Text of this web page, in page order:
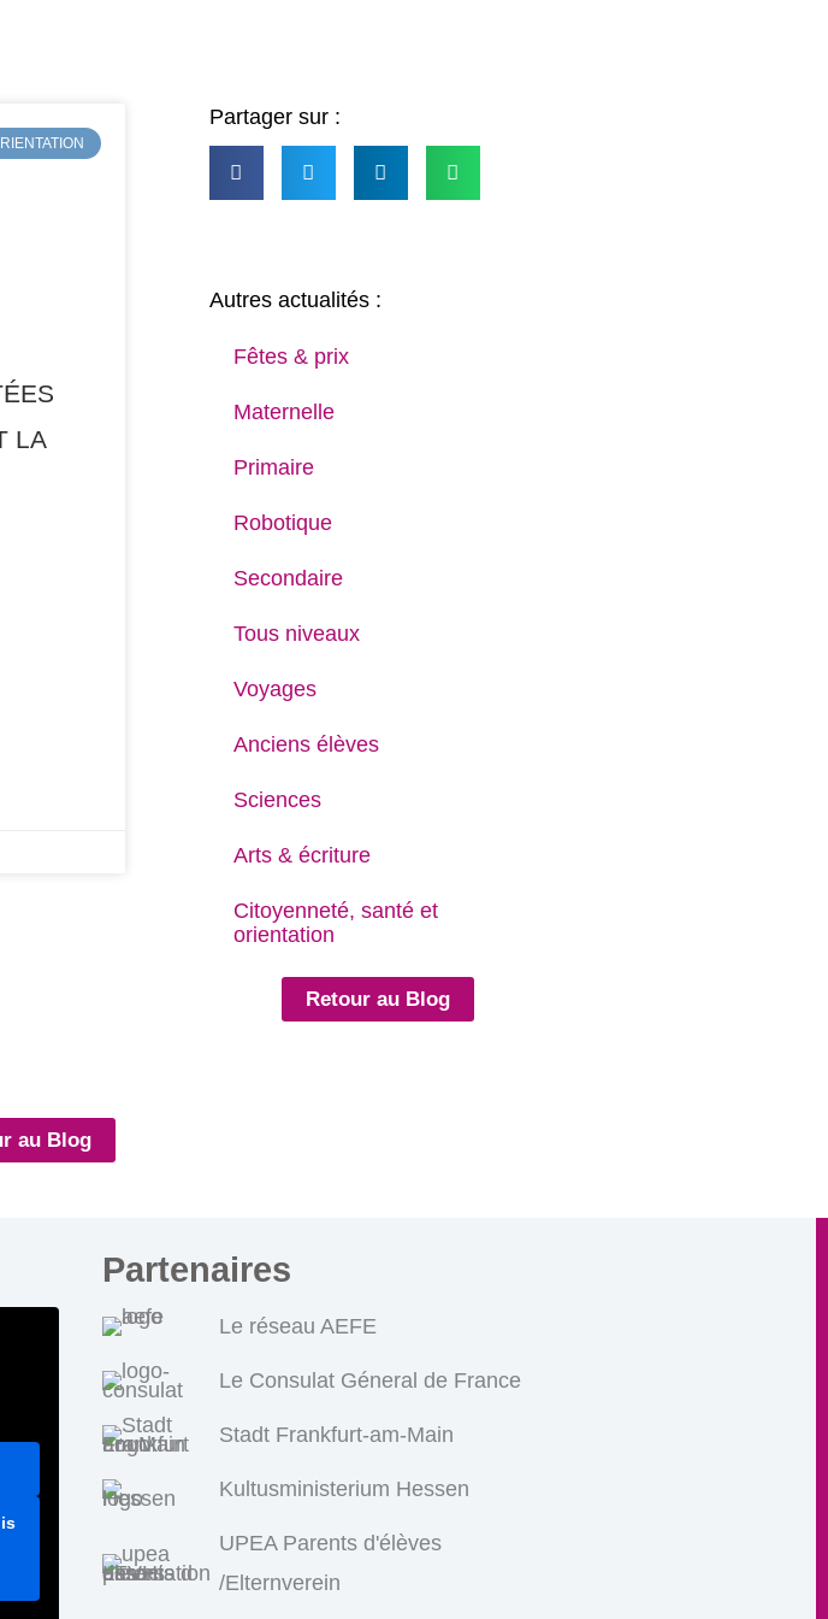
LA
Partager sur :
Autres actualités :
Fêtes & prix
Maternelle
Primaire
Robotique
Secondaire
Tous niveaux
Voyages
Anciens élèves
Sciences
Arts & écriture
Citoyenneté, santé et
orientation
Retour au Blog
au Blog
Partenaires
Le réseau AEFE
Le Consulat Géneral de France
Stadt Frankfurt-am-Main
Kultusministerium Hessen
UPEA Parents d'élèves
/Elternverein